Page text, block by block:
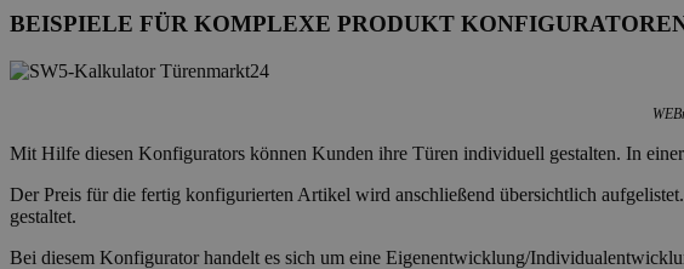
BEISPIELE FÜR KOMPLEXE PRODUKT
Mit Hilfe diesen Konfigurators können Kunden ihre Türen individuell gestalten. In
Der Preis für die fertig konfigurierten Artikel wird anschließend übersichtlich
gestaltet.
Bei diesem Konfigurator handelt es sich um eine Eigenentwicklung/